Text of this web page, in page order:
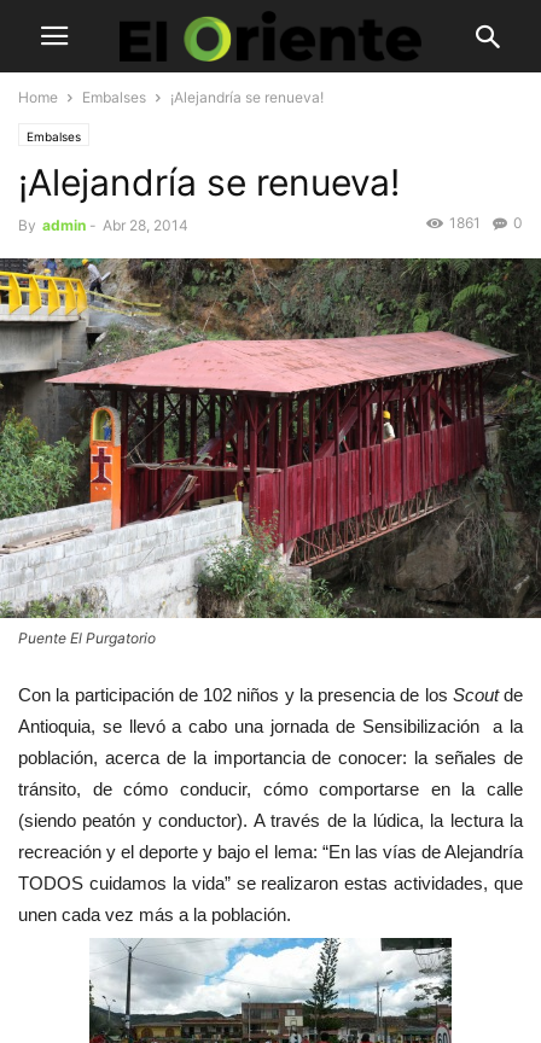
Home Embalses ¡Alejandría se renueva!
Embalses
¡Alejandría se renueva!
By admin - Abr 28, 2014 0
1861
Puente El Purgatorio
Con la participación de 102 niños y la presencia de los Scoutde
Antioquia, se llevó a cabo una jornada de Sensibilización
a la
población, acerca de la importancia de conocer: la señales de
tránsito, de cómo conducir, cómo comportarse en la calle
(siendo peatón y conductor). A través de la lúdica, la lectura la
recreación y el deporte y bajo el lema: “En las vías de Alejandría
TODOS cuidamos la vida” se realizaron estas actividades, que
unen cada vez más a la población.